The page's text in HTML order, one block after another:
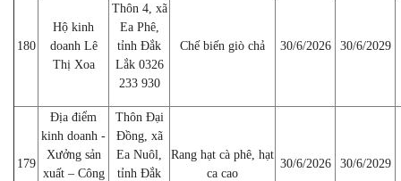
180
Hộ kinh
doanh Lê
Thị Xoa
Thôn 4, xã
Ea Phê,
tỉnh Đắk
Lắk 0326
233 930
Chế biến giò chả 30/6/2026 30/6/2029
179
Địa điểm
kinh doanh -
Xưởng sản
xuất – Công
Thôn Đại
Đồng, xã
Ea Nuôl,
tỉnh Đắk
Rang hạt cà phê, hạt
ca cao
30/6/2026 30/6/2029